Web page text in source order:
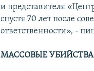
и представителя
спустя 70 лет после
ответственности», -
МАССОВЫЕ УБИЙСТВА